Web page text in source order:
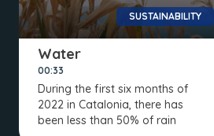
SUSTAINABILITY
Water
00:33
During the first six months of
2022 in Catalonia, there has
been less than 50% of rain